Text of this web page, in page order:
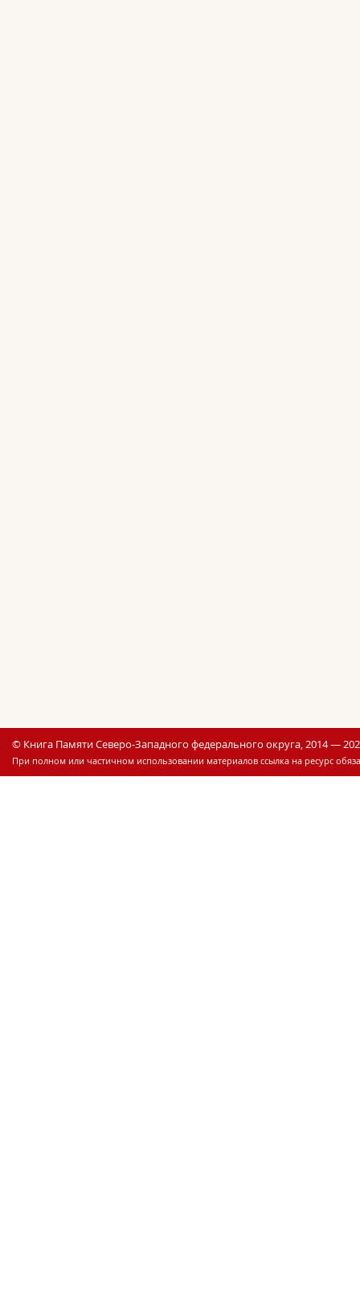
© Книга Памяти Северо-Западного федерального округа, 2014 —
При полном или частичном использовании материалов ссылка на ресурс